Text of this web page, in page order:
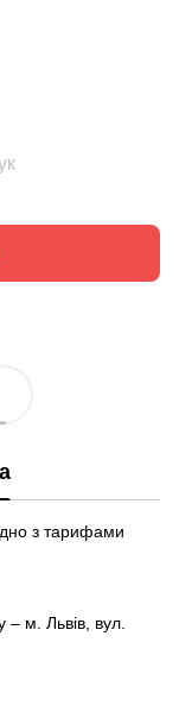
з тарифами
– м. Львів, вул.